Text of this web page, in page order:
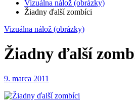
Vizuálna nálož (obrázky)
Žiadny ďalší zombíci
Vizuálna nálož (obrázky)
Žiadny ďalší
9. marca 2011